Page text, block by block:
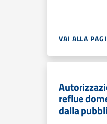
VAI ALLA
reflue
dalla